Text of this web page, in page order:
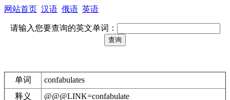
网站首页 汉语 俄语 英语
请输入您要查询的英文单词：
单词
confabulates
释义
@@@LINK=confabulate